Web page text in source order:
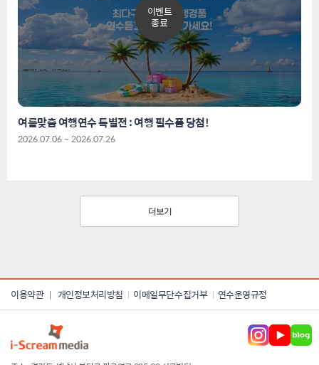
이벤트
종료
여름맞춤 여행연수 특별전 : 여행 필수품 당첨!
2026.07.06 ~ 2026.07.26
더보기
이용약관 | 개인정보처리방침 이메일무단수집거부 연수운영규정